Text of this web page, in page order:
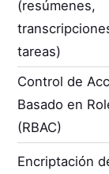
(resúmenes,
tareas)
Control de
Basado en
(RBAC)
Encriptación